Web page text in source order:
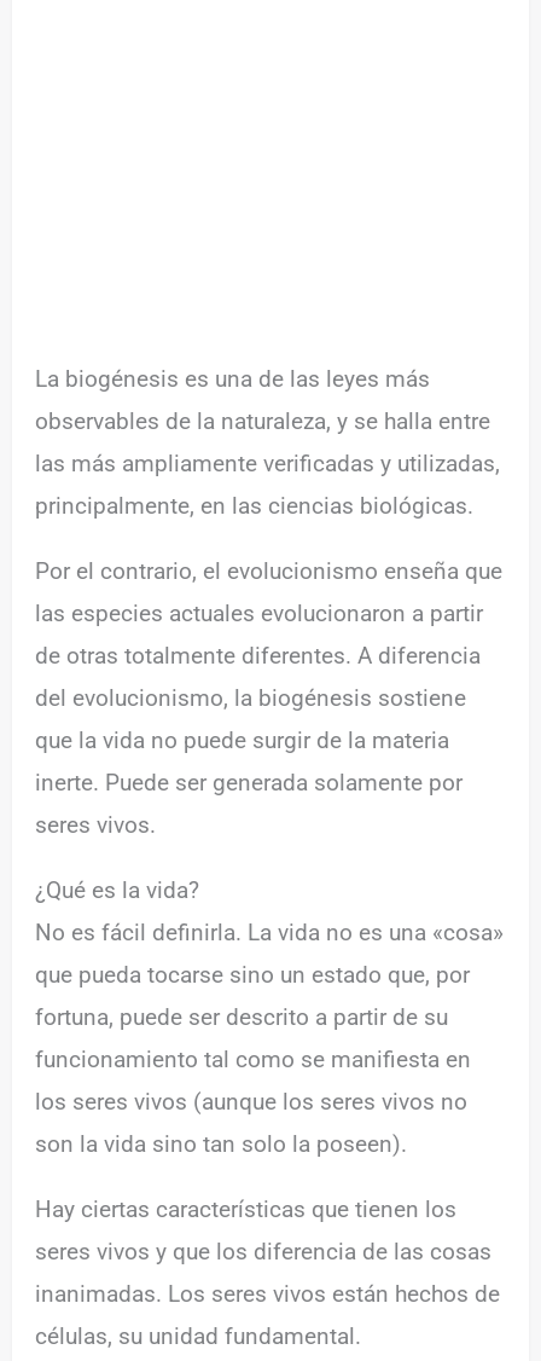
La biogénesis es una de las leyes más
observables de la naturaleza, y se halla entre
las más ampliamente verificadas y utilizadas,
principalmente, en las ciencias biológicas.
Por el contrario, el evolucionismo enseña que
las especies actuales evolucionaron a partir
de otras totalmente diferentes. A diferencia
del evolucionismo, la biogénesis sostiene
que la vida no puede surgir de la materia
inerte. Puede ser generada solamente por
seres vivos.
¿Qué es la vida?
No es fácil definirla. La vida no es una «cosa»
que pueda tocarse sino un estado que, por
fortuna, puede ser descrito a partir de su
funcionamiento tal como se manifiesta en
los seres vivos (aunque los seres vivos no
son la vida sino tan solo la poseen).
Hay ciertas características que tienen los
seres vivos y que los diferencia de las cosas
inanimadas. Los seres vivos están hechos de
células, su unidad fundamental.